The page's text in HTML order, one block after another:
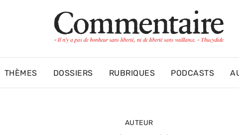
THÈMES DOSSIERS RUBRIQUES PODCASTS
AUTEUR